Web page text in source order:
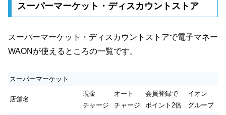
スーパーマーケット・ディスカウントストア
スーパーマーケット・ディスカウントストアで電子マネー
WAONが使えるところの一覧です。
スーパーマーケット
店舗名
現金
チャージ
オート
チャージ
会員登録で
ポイント2倍
イオン
グループ